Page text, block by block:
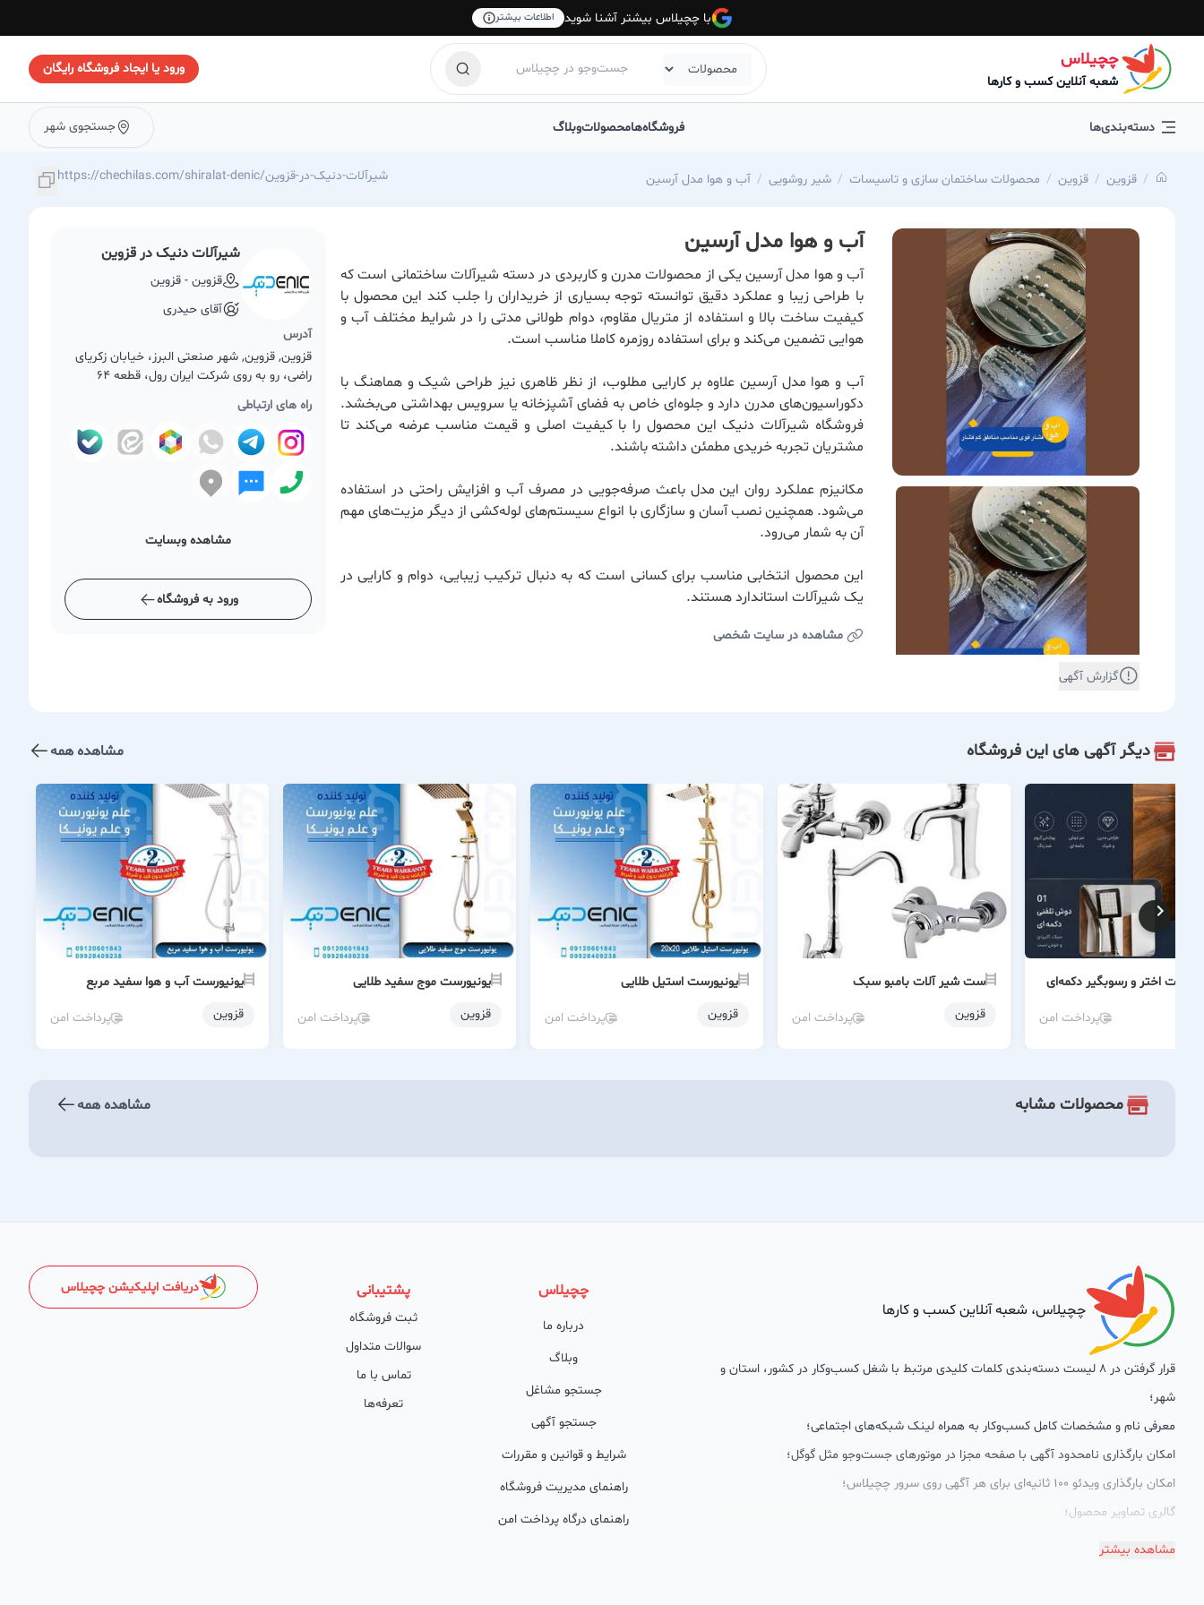
با چچیلاس بیشتر آشنا شوید اطلاعات بیشتر
چچیلاس
شعبه آنلاین کسب و کارها
ورود یا ایجاد فروشگاه رایگان
دسته‌بندی‌ها فروشگاه‌هامحصولاتوبلاگ جستجوی شهر
قزوین قزوین محصولات ساختمان سازی و تاسیسات شیر روشویی آب و هوا مدل آرسین https://chechilas.com/shiralat-denic/شیرآلات-دنیک-در-قزوین
گزارش آگهی
آب و هوا مدل آرسین
آب و هوا مدل آرسین یکی از محصولات مدرن و کاربردی در دسته شیرآلات ساختمانی است که
با طراحی زیبا و عملکرد دقیق توانسته توجه بسیاری از خریداران را جلب کند این محصول با
کیفیت ساخت بالا و استفاده از متریال مقاوم، دوام طولانی مدتی را در شرایط مختلف آب و
هوایی تضمین می‌کند و برای استفاده روزمره کاملا مناسب است.
آب و هوا مدل آرسین علاوه بر کارایی مطلوب، از نظر ظاهری نیز طراحی شیک و هماهنگ با
دکوراسیون‌های مدرن دارد و جلوه‌ای خاص به فضای آشپزخانه یا سرویس بهداشتی می‌بخشد.
فروشگاه شیرآلات دنیکاین محصول را با کیفیت اصلی و قیمت مناسب عرضه می‌کند تا
مشتریان تجربه خریدی مطمئن داشته باشند.
مکانیزم عملکرد روان این مدل باعث صرفه‌جویی در مصرف آب و افزایش راحتی در استفاده
می‌شود. همچنین نصب آسان و سازگاری با انواع سیستم‌های لوله‌کشی از دیگر مزیت‌های مهم
آن به شمار می‌رود.
این محصول انتخابی مناسب برای کسانی است که به دنبال ترکیب زیبایی، دوام و کارایی در
یک شیرآلات استاندارد هستند.
مشاهده در سایت شخصی
شیرآلات دنیک در قزوین
قزوین - قزوین
آقای حیدری
آدرس
قزوین, قزوین, شهر صنعتی البرز، خیابان زکریای
راضی، رو به روی شرکت ایران رول، قطعه 64
راه های ارتباطی
مشاهده وبسایت
ورود به فروشگاه
دیگر آگهی های این فروشگاه مشاهده همه
اختر و رسوبگیر دکمه‌ای
پرداخت امن
ست شیر آلات بامبو سبک
قزوین
پرداخت امن
یونیورست استیل طلایی
قزوین
پرداخت امن
یونیورست موج سفید طلایی
قزوین
پرداخت امن
یونیورست آب و هوا سفید مربع
قزوین
پرداخت امن
محصولات مشابه مشاهده همه
چچیلاس، شعبه آنلاین کسب و کارها
قرار گرفتن در 8 لیست دسته‌بندی کلمات کلیدی مرتبط با شغل کسب‌وکار در کشور، استان و
شهر؛
معرفی نام و مشخصات کامل کسب‌وکار به همراه لینک شبکه‌های اجتماعی؛
امکان بارگذاری نامحدود آگهی با صفحه مجزا در موتورهای جست‌وجو مثل گوگل؛
امکان بارگذاری ویدئو 100 ثانیه‌ای برای هر آگهی روی سرور چچیلاس؛
گالری تصاویر محصول؛
امکان دسته‌بندی آگهی‌ها
مشاهده بیشتر
چچیلاس
درباره ما
وبلاگ
جستجو مشاغل
جستجو آگهی
شرایط و قوانین و مقررات
راهنمای مدیریت فروشگاه
راهنمای درگاه پرداخت امن
پشتیبانی
ثبت فروشگاه
سوالات متداول
تماس با ما
تعرفه‌ها
دریافت اپلیکیشن چچیلاس